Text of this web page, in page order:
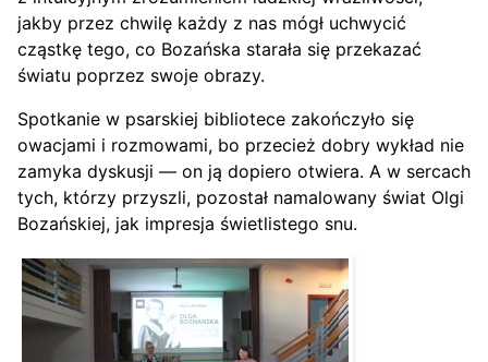
jakby przez chwilę każdy z nas mógł uchwycić
cząstkę tego, co Bozańska starała się przekazać
światu poprzez swoje obrazy.
Spotkanie w psarskiej bibliotece zakończyło się
owacjami i rozmowami, bo przecież dobry wykład nie
zamyka dyskusji — on ją dopiero otwiera. A w sercach
tych, którzy przyszli, pozostał namalowany świat Olgi
Bozańskiej, jak impresja świetlistego snu.